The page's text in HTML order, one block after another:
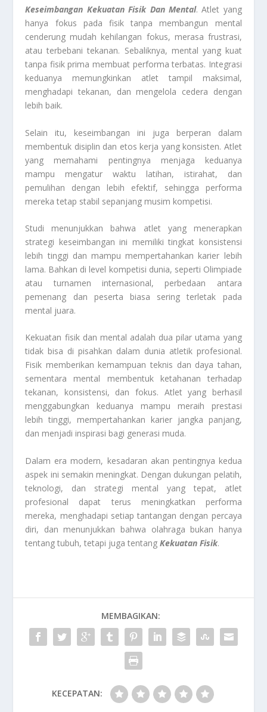
Keseimbangan Kekuatan Fisik Dan Mental. Atlet yang
hanya fokus pada fisik tanpa membangun mental
cenderung mudah kehilangan fokus, merasa frustrasi,
atau terbebani tekanan. Sebaliknya, mental yang kuat
tanpa fisik prima membuat performa terbatas. Integrasi
keduanya memungkinkan atlet tampil maksimal,
menghadapi tekanan, dan mengelola cedera dengan
lebih baik.
Selain itu, keseimbangan ini juga berperan dalam
membentuk disiplin dan etos kerja yang konsisten. Atlet
yang memahami pentingnya menjaga keduanya
mampu mengatur waktu latihan, istirahat, dan
pemulihan dengan lebih efektif, sehingga performa
mereka tetap stabil sepanjang musim kompetisi.
Studi menunjukkan bahwa atlet yang menerapkan
strategi keseimbangan ini memiliki tingkat konsistensi
lebih tinggi dan mampu mempertahankan karier lebih
lama. Bahkan di level kompetisi dunia, seperti Olimpiade
atau turnamen internasional, perbedaan antara
pemenang dan peserta biasa sering terletak pada
mental juara.
Kekuatan fisik dan mental adalah dua pilar utama yang
tidak bisa di pisahkan dalam dunia atletik profesional.
Fisik memberikan kemampuan teknis dan daya tahan,
sementara mental membentuk ketahanan terhadap
tekanan, konsistensi, dan fokus. Atlet yang berhasil
menggabungkan keduanya mampu meraih prestasi
lebih tinggi, mempertahankan karier jangka panjang,
dan menjadi inspirasi bagi generasi muda.
Dalam era modern, kesadaran akan pentingnya kedua
aspek ini semakin meningkat. Dengan dukungan pelatih,
teknologi, dan strategi mental yang tepat, atlet
profesional dapat terus meningkatkan performa
mereka, menghadapi setiap tantangan dengan percaya
diri, dan menunjukkan bahwa olahraga bukan hanya
tentang tubuh, tetapi juga tentangKekuatan Fisik.
MEMBAGIKAN:
KECEPATAN: